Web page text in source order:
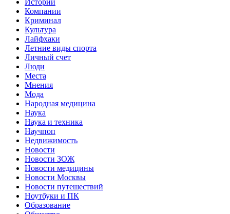
Компании
Криминал
Культура
Лайфхаки
Летние виды спорта
Личный счет
Люди
Места
Мнения
Мода
Народная медицина
Наука
Наука и техника
Научпоп
Недвижимость
Новости
Новости ЗОЖ
Новости медицины
Новости Москвы
Новости путешествий
Ноутбуки и ПК
Образование